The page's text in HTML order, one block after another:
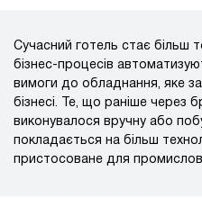
Сучасний готель стає більш
бізнес-процесів
вимоги до обладнання, яке
бізнесі. Те, що раніше через
виконувалося вручну або
покладається на більш
пристосоване для